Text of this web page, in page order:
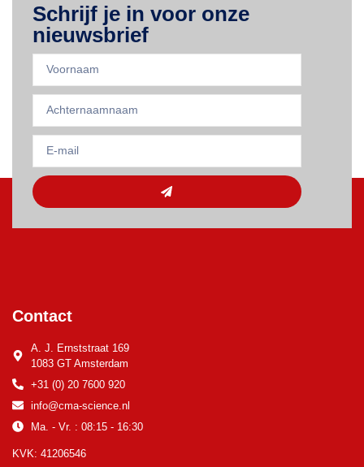
Schrijf je in voor onze
nieuwsbrief
Contact
A. J. Ernststraat 169
1083 GT Amsterdam
+31 (0) 20 7600 920
info@cma-science.nl
Ma. - Vr. : 08:15 - 16:30
KVK: 41206546